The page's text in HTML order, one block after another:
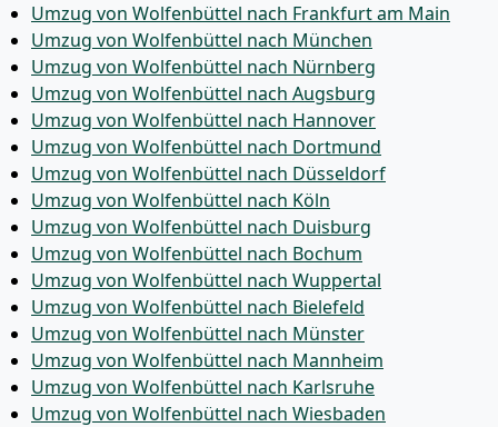
Umzug von Wolfenbüttel nach Frankfurt am Main
Umzug von Wolfenbüttel nach München
Umzug von Wolfenbüttel nach Nürnberg
Umzug von Wolfenbüttel nach Augsburg
Umzug von Wolfenbüttel nach Hannover
Umzug von Wolfenbüttel nach Dortmund
Umzug von Wolfenbüttel nach Düsseldorf
Umzug von Wolfenbüttel nach Köln
Umzug von Wolfenbüttel nach Duisburg
Umzug von Wolfenbüttel nach Bochum
Umzug von Wolfenbüttel nach Wuppertal
Umzug von Wolfenbüttel nach Bielefeld
Umzug von Wolfenbüttel nach Münster
Umzug von Wolfenbüttel nach Mannheim
Umzug von Wolfenbüttel nach Karlsruhe
Umzug von Wolfenbüttel nach Wiesbaden